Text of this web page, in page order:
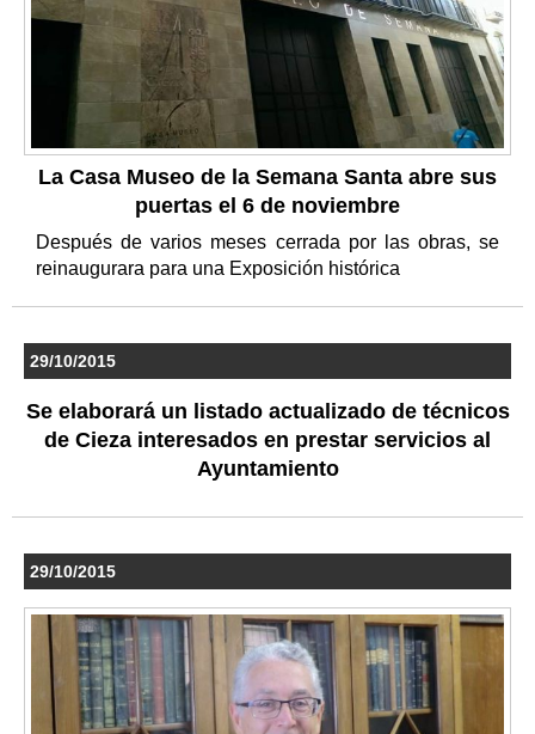
La Casa Museo de la Semana Santa abre sus
puertas el 6 de noviembre
Después de varios meses cerrada por las obras, se
reinaugurara para una Exposición histórica
29/10/2015
Se elaborará un listado actualizado de técnicos
de Cieza interesados en prestar servicios al
Ayuntamiento
29/10/2015